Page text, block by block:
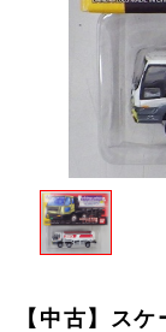
【中古】ス